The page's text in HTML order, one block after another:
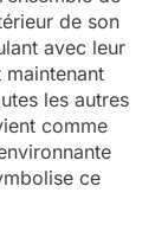
de son
avec leur
maintenant
les autres
comme
ce